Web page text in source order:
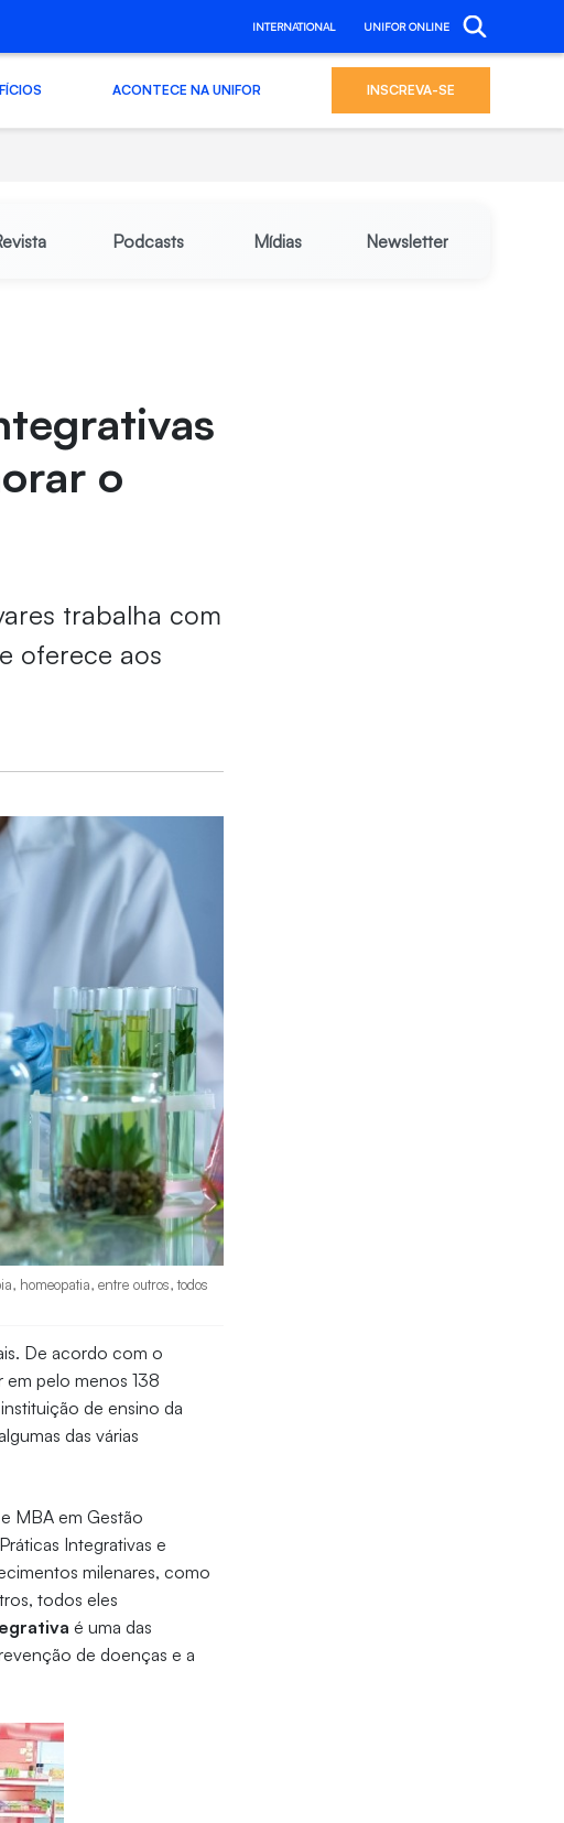
INTERNATIONAL UNIFOR ONLINE
ACONTECE NA UNIFOR INSCREVA-SE
Podcasts Mídias Newsletter
o
trabalha com
oferece aos
homeopatia, entre outros, todos
De acordo com o
em pelo menos 138
de ensino da
das várias
MBA em Gestão
Integrativas e
milenares, como
todos eles
é uma das
de doenças e a